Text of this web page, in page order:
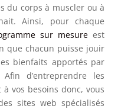
du corps à muscler ou à
Ainsi, pour chaque
sur mesure est
que chacun puisse jouir
bienfaits apportés par
d’entreprendre les
vos besoins donc, vous
sites web spécialisés